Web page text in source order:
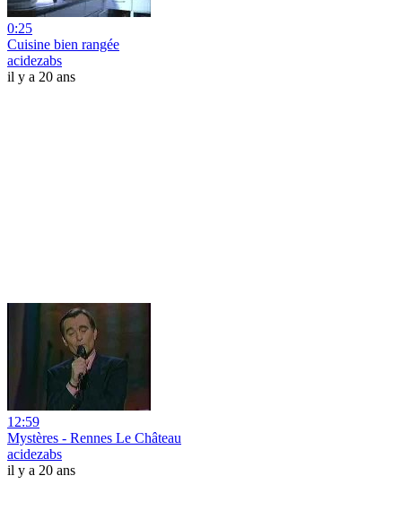
0:25
Cuisine bien rangée
acidezabs
il y a 20 ans
12:59
Mystères - Rennes Le Château
acidezabs
il y a 20 ans